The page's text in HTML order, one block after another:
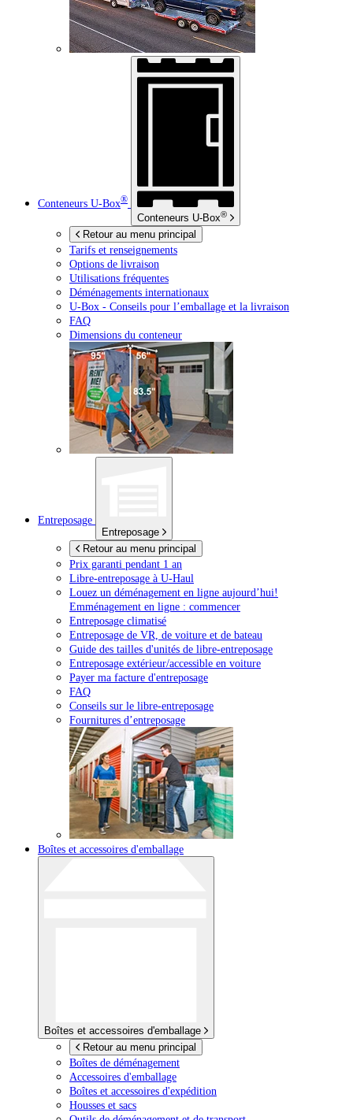
Conteneurs U-Box®
Conteneurs U-Box®
Retour au menu principal
Tarifs et renseignements
Options de livraison
Utilisations fréquentes
Déménagements internationaux
U-Box - Conseils pour l’emballage et la livraison
FAQ
Dimensions du conteneur
Entreposage
Entreposage
Retour au menu principal
Prix garanti pendant 1 an
Libre-entreposage à U-Haul
Louez un déménagement en ligne aujourd’hui!
Emménagement en ligne : commencer
Entreposage climatisé
Entreposage de VR, de voiture et de bateau
Guide des tailles d'unités de libre-entreposage
Entreposage extérieur/accessible en voiture
Payer ma facture d'entreposage
FAQ
Conseils sur le libre-entreposage
Fournitures d’entreposage
Boîtes et accessoires d'emballage
Boîtes et accessoires d'emballage
Retour au menu principal
Boîtes de déménagement
Accessoires d'emballage
Boîtes et accessoires d'expédition
Housses et sacs